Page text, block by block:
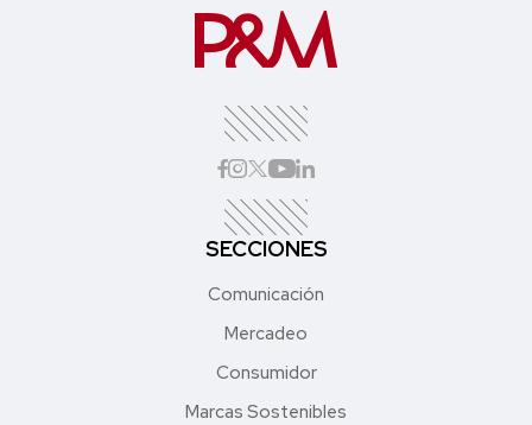
SECCIONES
Comunicación
Mercadeo
Consumidor
Marcas Sostenibles